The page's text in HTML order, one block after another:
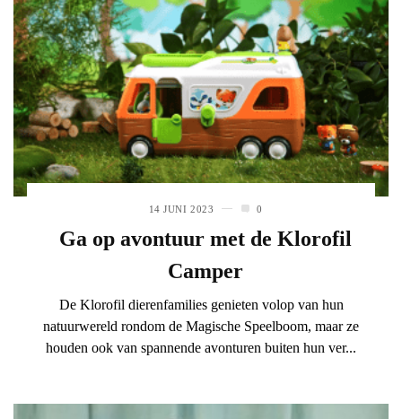
14 JUNI 2023 0
Ga op avontuur met de Klorofil
Camper
De Klorofil dierenfamilies genieten volop van hun
natuurwereld rondom de Magische Speelboom, maar ze
houden ook van spannende avonturen buiten hun ver...